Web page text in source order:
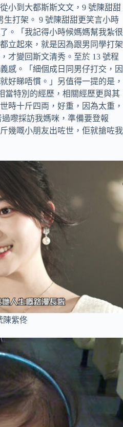
小到大都斯斯文文，9 號陳甜甜
生打架。 9 號陳甜甜更笑言小時
。「我記得小時候媽媽幫我紮很
立起來，就是因為跟男同學打架
才變回斯文清秀。至於 13 號程
感。「細個成日同男仔打交，因
好睇唔慣。」另值得一提的是，
當特別的經歷，相關經歷更與其
時十斤四両，好重，因為太重，
嚟採訪我媽咪，準備要登報
幾嘅小朋友出咗世，佢就搶咗我
陳紫佟